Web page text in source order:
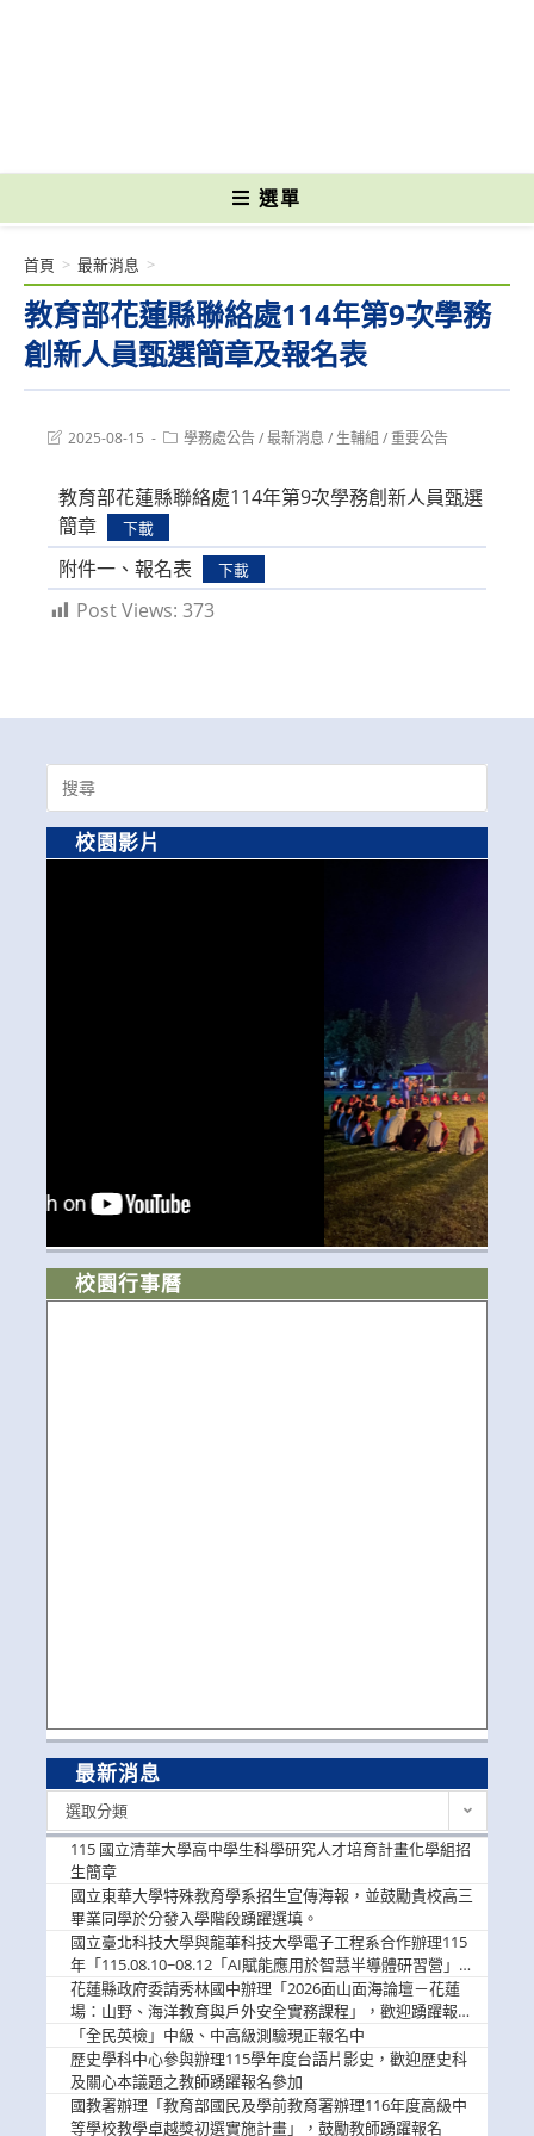
選單
教育部花蓮縣聯絡處114年第9次學務
創新人員甄選簡章及報名表
首頁 > 最新消息 >
Post2025-08-15
Post學務處公告/最新消息 / 生輔組 /重要公告
教育部花蓮縣聯絡處114年第9次學務創新人員甄選
簡章
下載
附件一、報名表 下載
Post Views: 373
Search
for:
校園影片
校園行事曆
最新消息
選取分類
115 國立清華大學高中學生科學研究人才培育計畫化學組招
生簡章
國立東華大學特殊教育學系招生宣傳海報，並鼓勵貴校高三
畢業同學於分發入學階段踴躍選填。
國立臺北科技大學與龍華科技大學電子工程系合作辦理115
年「115.08.10~08.12「AI賦能應用於智慧半導體研習營」，
歡迎學生踴躍報名參加
花蓮縣政府委請秀林國中辦理「2026面山面海論壇－花蓮
場：山野、海洋教育與戶外安全實務課程」，歡迎踴躍報名
參加
「全民英檢」中級、中高級測驗現正報名中
歷史學科中心參與辦理115學年度台語片影史，歡迎歷史科
及關心本議題之教師踴躍報名參加
國教署辦理「教育部國民及學前教育署辦理116年度高級中
等學校教學卓越獎初選實施計畫」，鼓勵教師踴躍報名